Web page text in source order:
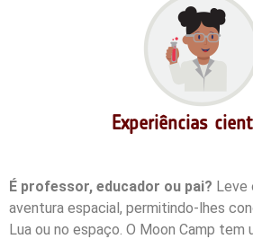
Experiências
É professor, educador ou pai? Leve
aventura espacial, permitindo-lhes
Lua ou no espaço. O Moon Camp